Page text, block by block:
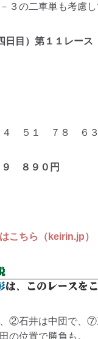
３の二車単も考慮し
日目）第１１レース
５１ ７８ ６３
９ ８９０ 円
こちら（keirin.jp）
②石井は中団で、⑦
の位置で勝負も。